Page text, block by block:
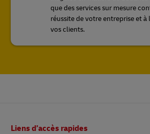
que des services sur mesure
réussite de votre entreprise et à
vos clients.
de
Liens d’accès rapides